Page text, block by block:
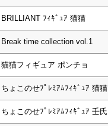
ﾌｨｷﾞｭｱ 猫猫
time collection vol.1
猫フィギュア ポンチョ
ょこのせﾌﾟﾚﾐｱﾑﾌｨｷﾞｭｱ 猫猫
ょこのせﾌﾟﾚﾐｱﾑﾌｨｷﾞｭｱ 壬氏